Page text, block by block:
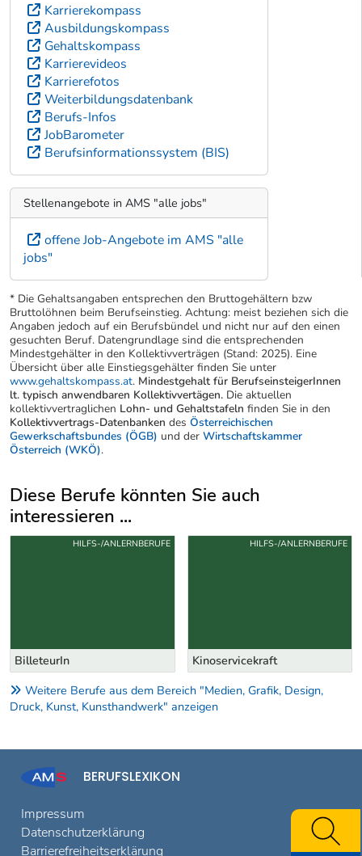
Karrierekompass
Ausbildungskompass
Gehaltskompass
Karrierevideos
Karrierefotos
Weiterbildungsdatenbank
Berufs-Infos
JobBarometer
Berufsinformationssystem (BIS)
Stellenangebote in AMS "alle jobs"
offene Job-Angebote im AMS "alle
jobs"
* Die Gehaltsangaben entsprechen den Bruttogehältern bzw
Bruttolöhnen beim Berufseinstieg. Achtung: meist beziehen sich die
Angaben jedoch auf ein Berufsbündel und nicht nur auf den einen
gesuchten Beruf. Datengrundlage sind die entsprechenden
Mindestgehälter in den Kollektivverträgen (Stand: 2025). Eine
Übersicht über alle Einstiegsgehälter finden Sie unter
www.gehaltskompass.at. Mindestgehalt für BerufseinsteigerInnen
lt. typisch anwendbaren Kollektivvertägen. Die aktuellen
kollektivvertraglichen Lohn- und Gehaltstafeln finden Sie in den
Kollektivvertrags-Datenbanken des Österreichischen
Gewerkschaftsbundes (ÖGB) und der Wirtschaftskammer
Österreich (WKÖ).
Diese Berufe könnten Sie auch
interessieren ...
Uber weitere Berufsvorschläge
BilleteurIn
HILFS-/ANLERNBERUFE
Kinoservicekraft
HILFS-/ANLERNBERUFE
Weitere Berufe aus dem Bereich "Medien, Grafik, Design,
Druck, Kunst, Kunsthandwerk" anzeigen
BERUFSLEXIKON
Impressum
Datenschutzerklärung
Barrierefreiheitserklärung